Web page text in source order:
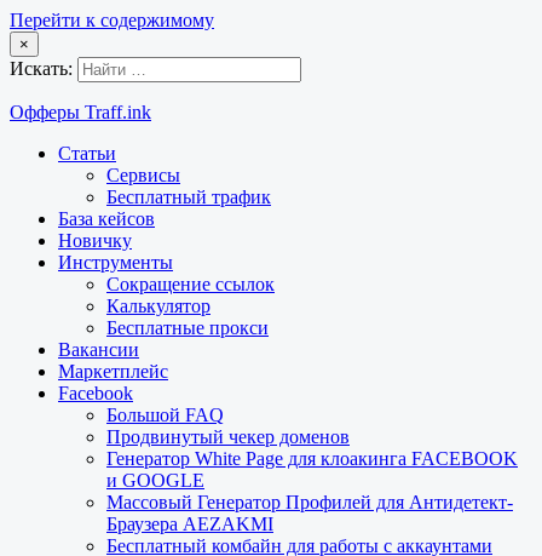
Перейти к содержимому
×
Искать:
Офферы Traff.ink
Статьи
Сервисы
Бесплатный трафик
База кейсов
Новичку
Инструменты
Сокращение ссылок
Калькулятор
Бесплатные прокси
Вакансии
Маркетплейс
Facebook
Большой FAQ
Продвинутый чекер доменов
Генератор White Page для клоакинга FACEBOOK
и GOOGLE
Массовый Генератор Профилей для Антидетект-
Браузера AEZAKMI
Бесплатный комбайн для работы с аккаунтами